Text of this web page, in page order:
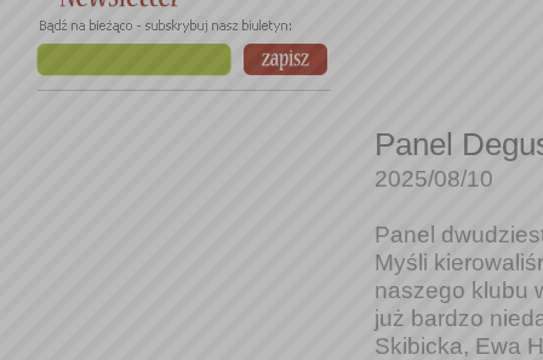
Panel
2025/08/10
Panel
Myśli
naszego klubu
już bardzo
Skibicka, Ewa